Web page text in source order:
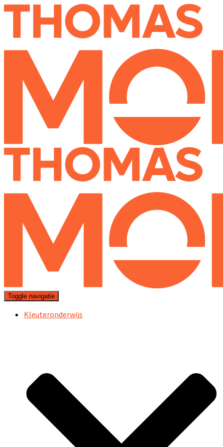
Toggle navigatie
Kleuteronderwijs